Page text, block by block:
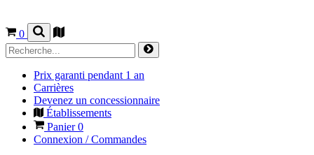
0
Prix garanti pendant 1 an
Carrières
Devenez un concessionnaire
Établissements
Panier0
Connexion / Commandes